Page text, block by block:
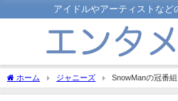
アイドルやアーティストなど
ホーム ジャニーズ
SnowManの冠番
から九州まで全国各地に！